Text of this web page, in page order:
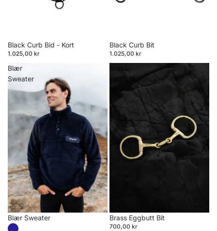
Black Curb Bid - Kort
1.025,00 kr
Black Curb Bit
1.025,00 kr
Blær
Sweater
Blær Sweater
Brass
Eggbutt
Brass Eggbutt Bit
700,00 kr